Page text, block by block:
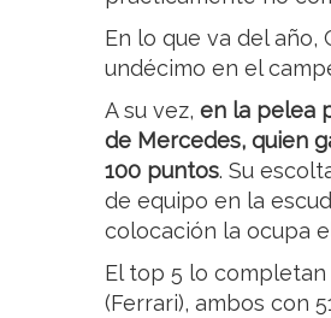
En lo que va del
undécimo en el
A su vez, en la pelea
de Mercedes, quien
100 puntos. Su
de equipo en la
colocación la ocupa
El top 5 lo
(Ferrari), ambos con